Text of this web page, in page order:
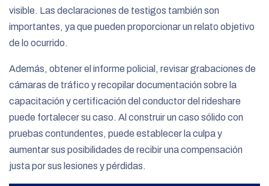
visible. Las declaraciones de testigos también son
importantes, ya que pueden proporcionar un relato objetivo
de lo ocurrido.
Además, obtener el informe policial, revisar grabaciones de
cámaras de tráfico y recopilar documentación sobre la
capacitación y certificación del conductor del rideshare
puede fortalecer su caso. Al construir un caso sólido con
pruebas contundentes, puede establecer la culpa y
aumentar sus posibilidades de recibir una compensación
justa por sus lesiones y pérdidas.